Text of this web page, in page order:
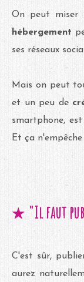
On peut miser
hébergement
ses réseaux
Mais on peut
et un peu de
smartphone,
Et ça
★ "Il faut
C'est sûr,
aurez